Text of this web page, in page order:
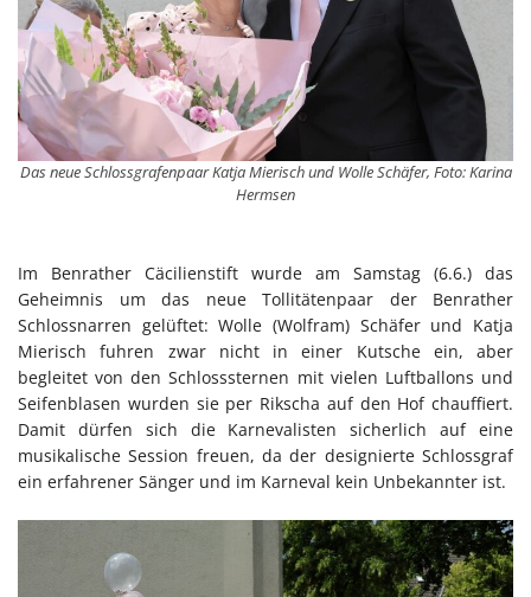
Das neue Schlossgrafenpaar Katja Mierisch und Wolle Schäfer, Foto: Karina
Hermsen
Im Benrather Cäcilienstift wurde am Samstag (6.6.) das
Geheimnis um das neue Tollitätenpaar der Benrather
Schlossnarren gelüftet: Wolle (Wolfram) Schäfer und Katja
Mierisch fuhren zwar nicht in einer Kutsche ein, aber
begleitet von den Schlosssternen mit vielen Luftballons und
Seifenblasen wurden sie per Rikscha auf den Hof chauffiert.
Damit dürfen sich die Karnevalisten sicherlich auf eine
musikalische Session freuen, da der designierte Schlossgraf
ein erfahrener Sänger und im Karneval kein Unbekannter ist.